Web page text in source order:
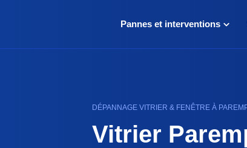
Pannes et interventions
DÉPANNAGE VITRIER & FENÊTRE À
Vitrier